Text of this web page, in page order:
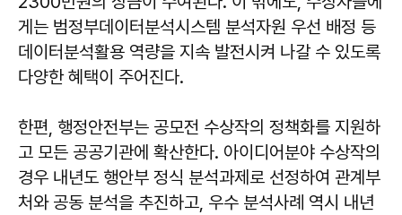
게는 범정부데이터분석시스템 분석자원 우선 배정 등
데이터분석활용 역량을 지속 발전시켜 나갈 수 있도록
다양한 혜택이 주어진다.
한편, 행정안전부는 공모전 수상작의 정책화를 지원하
고 모든 공공기관에 확산한다. 아이디어분야 수상작의
경우 내년도 행안부 정식 분석과제로 선정하여 관계부
처와 공동 분석을 추진하고, 우수 분석사례 역시 내년